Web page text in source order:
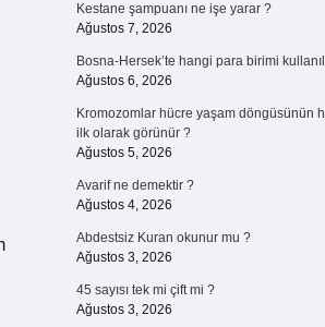
Kestane şampuanı ne işe yarar ?
Ağustos 7, 2026
Bosna-Hersek’te hangi para birimi
Ağustos 6, 2026
Kromozomlar hücre yaşam döngüsünün
ilk olarak görünür ?
Ağustos 5, 2026
Avarif ne demektir ?
Ağustos 4, 2026
Abdestsiz Kuran okunur mu ?
Ağustos 3, 2026
45 sayısı tek mi çift mi ?
Ağustos 3, 2026